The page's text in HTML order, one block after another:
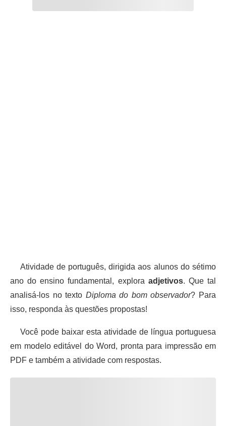
Atividade de português, dirigida aos alunos do sétimo
ano do ensino fundamental, explora adjetivos. Que tal
analisá-los no texto Diploma do bom observador? Para
isso, responda às questões propostas!
Você pode baixar esta atividade de língua portuguesa
em modelo editável do Word, pronta para impressão em
PDF e também a atividade com respostas.